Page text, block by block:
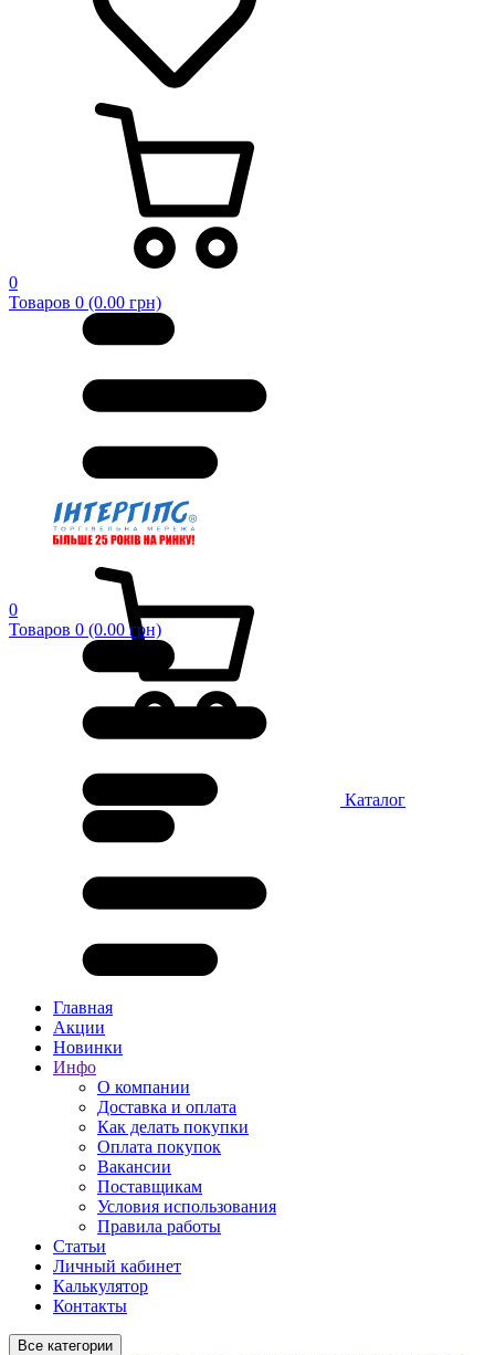
0
Товаров 0 (0.00 грн)
0
Товаров 0 (0.00 грн)
Каталог
Главная
Акции
Новинки
Инфо
О компании
Доставка и оплата
Как делать покупки
Оплата покупок
Вакансии
Поставщикам
Условия использования
Правила работы
Статьи
Личный кабинет
Калькулятор
Контакты
Все категории